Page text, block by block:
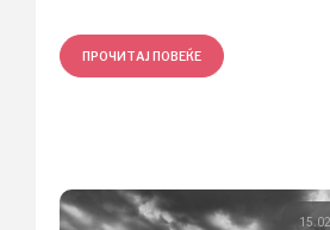
ПРОЧИТАЈ ПОВЕЌЕ